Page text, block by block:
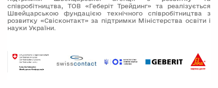
співробітництва, ТОВ «Геберіт Трейдинг» та реалізується
Швейцарською фундацією технічного співробітництва з
розвитку «Свісконтакт» за підтримки Міністерства освіти і
науки України.